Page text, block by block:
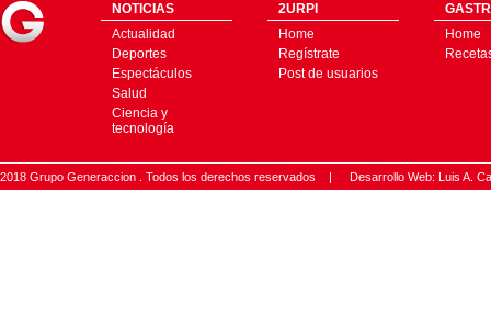
NOTICIAS
Actualidad
Deportes
Espectáculos
Salud
Ciencia y
tecnología
2URPI
Home
Regístrate
Post de usuarios
Home
2018 Grupo Generaccion . Todos los derechos reservados | Desarrollo Web: Luis